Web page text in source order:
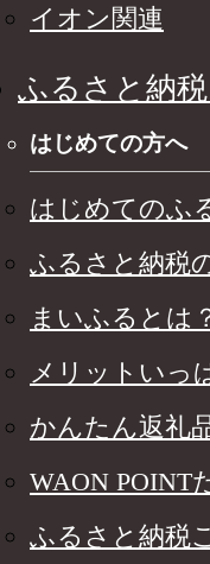
イオン関連
ふるさと納
はじめての方へ
はじめてのふ
ふるさと納税
まいふるとは
メリットいっ
かんたん返礼
WAON POINT
ふるさと納税